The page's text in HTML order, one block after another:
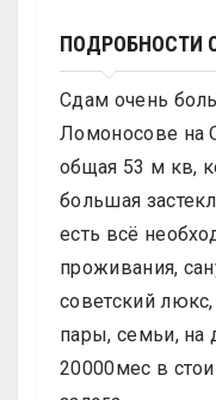
ПОДРОБНОСТИ
Сдам очень
Ломоносове на
общая 53 м кв,
большая
есть всё
проживания,
советский
пары, семьи, на
20000мес в